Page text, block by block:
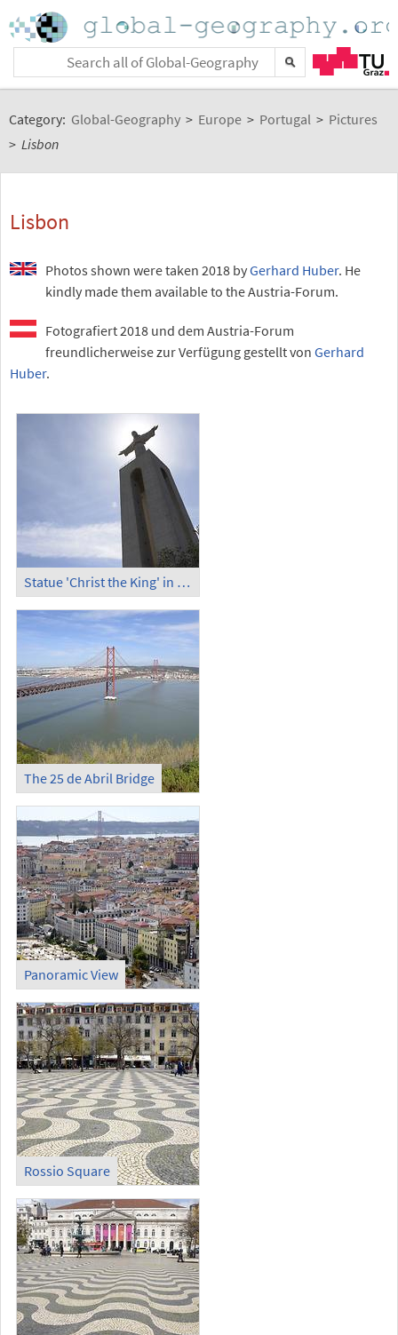
Category: Global-Geography > Europe > Portugal > Pictures
> Lisbon
Lisbon
Photos shown were taken 2018 byGerhard Huber. He
kindly made them available to the Austria-Forum.
Fotografiert 2018 und dem Austria-Forum
freundlicherweise zur Verfügung gestellt von Gerhard
Huber.
Statue 'Christ the King' in Almada
The 25 de Abril Bridge
Panoramic View
Rossio Square